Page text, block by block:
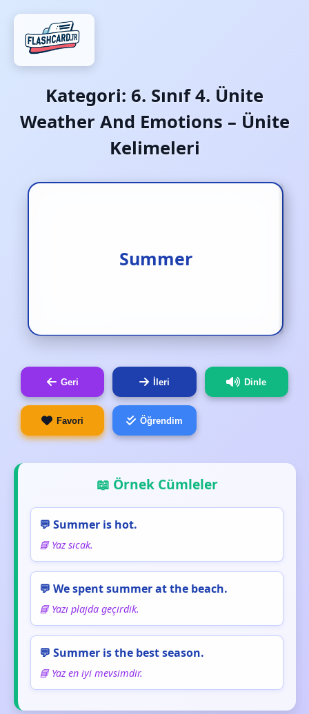
Kategori: 6. Sınıf 4. Ünite
Weather And Emotions – Ünite
Kelimeleri
Summer
Yaz
Geri İleri Dinle
Favori Öğrendim
📖 Örnek Cümleler
💬 Summer is hot.
📘 Yaz sıcak.
💬 We spent summer at the beach.
📘 Yazı plajda geçirdik.
💬 Summer is the best season.
📘 Yaz en iyi mevsimdir.